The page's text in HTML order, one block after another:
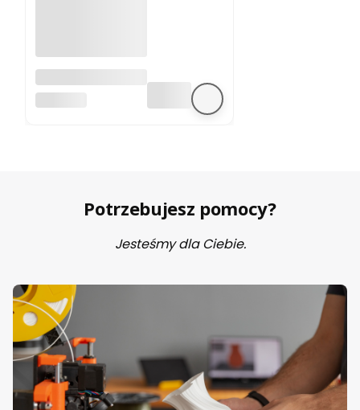
silnika krokowego
Potrzebujesz pomocy?
Jesteśmy dla Ciebie.